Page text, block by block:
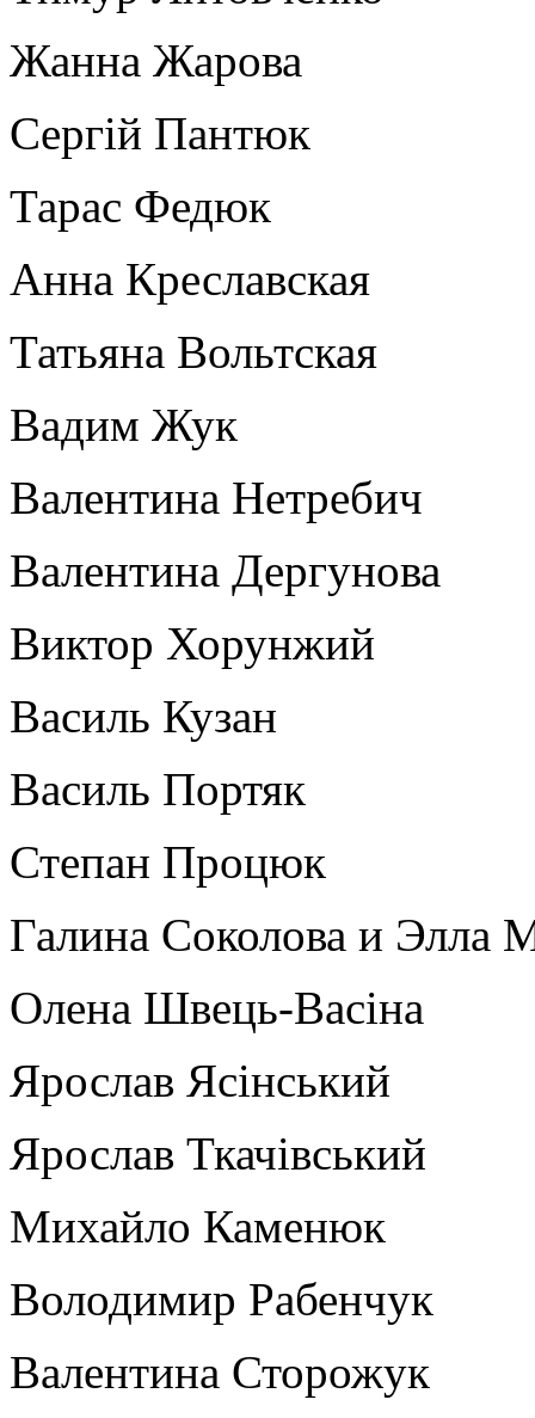
Жанна Жарова
Сергій Пантюк
Тарас Федюк
Анна Креславская
Татьяна Вольтская
Вадим Жук
Валентина Нетребич
Валентина Дергунова
Виктор Хорунжий
Василь Кузан
Василь Портяк
Степан Процюк
Галина Соколова и Элла
Олена Швець-Васіна
Ярослав Ясінський
Ярослав Ткачівський
Михайло Каменюк
Володимир Рабенчук
Валентина Сторожук